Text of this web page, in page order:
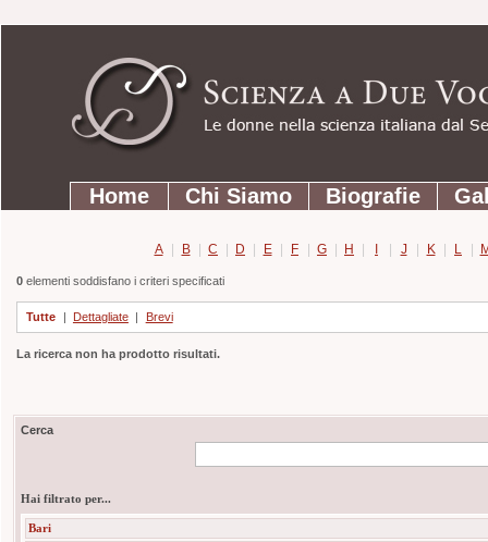
contenuti.
Strumenti
personali
SezioniHome Chi Siamo Biografie
A | B | C | D | E | F | G | H | I | J | K | L |
0elementi soddisfano i criteri specificati
Tutte | Dettagliate | Brevi
La ricerca non ha prodotto risultati.
Cerca
Hai filtrato per...
Bari